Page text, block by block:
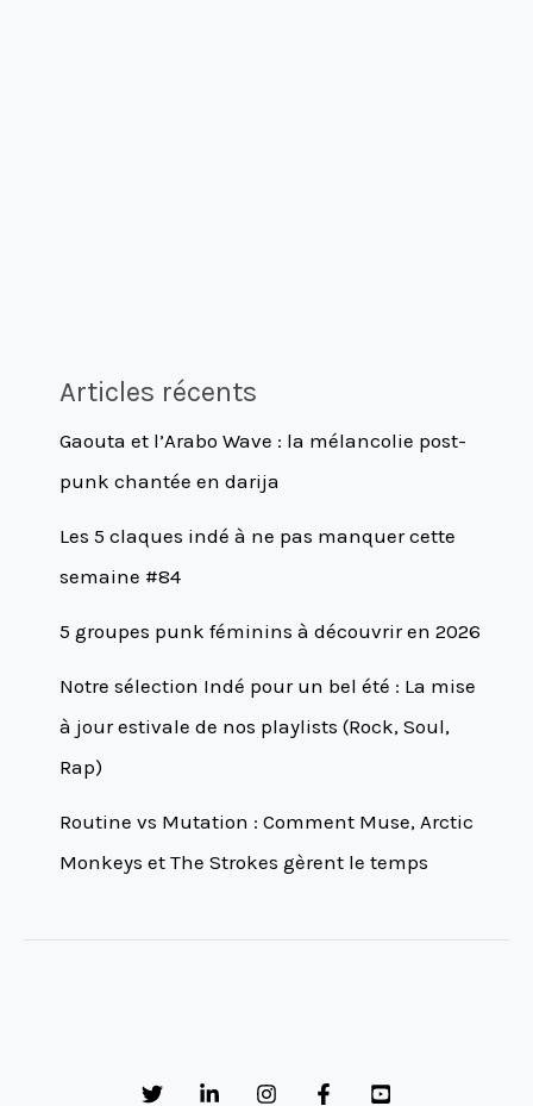
Articles récents
Gaouta et l’Arabo Wave : la mélancolie post-
punk chantée en darija
Les 5 claques indé à ne pas manquer cette
semaine #84
5 groupes punk féminins à découvrir en 2026
Notre sélection Indé pour un bel été : La mise
à jour estivale de nos playlists (Rock, Soul,
Rap)
Routine vs Mutation : Comment Muse, Arctic
Monkeys et The Strokes gèrent le temps